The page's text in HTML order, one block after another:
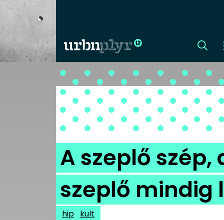
CÍMLAP
DIZÁJN
DIVAT
HIP
KULT
A szeplő szép,
szeplő mindig
hip kult